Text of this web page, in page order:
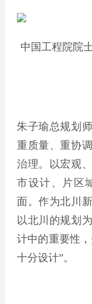
中国工程院院
朱子瑜总规划
重质量、重协
治理。以宏观
市设计、片区
面。作为北川
以北川的规划
计中的重要性
十分设计”。